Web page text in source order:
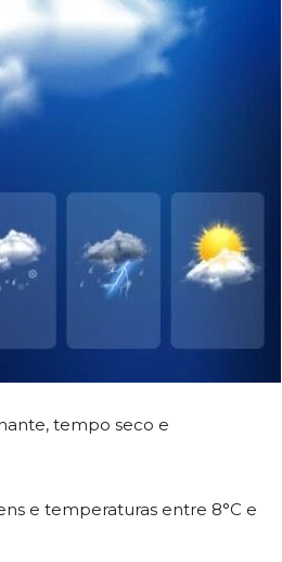
tempo seco e
e temperaturas entre 8°C e